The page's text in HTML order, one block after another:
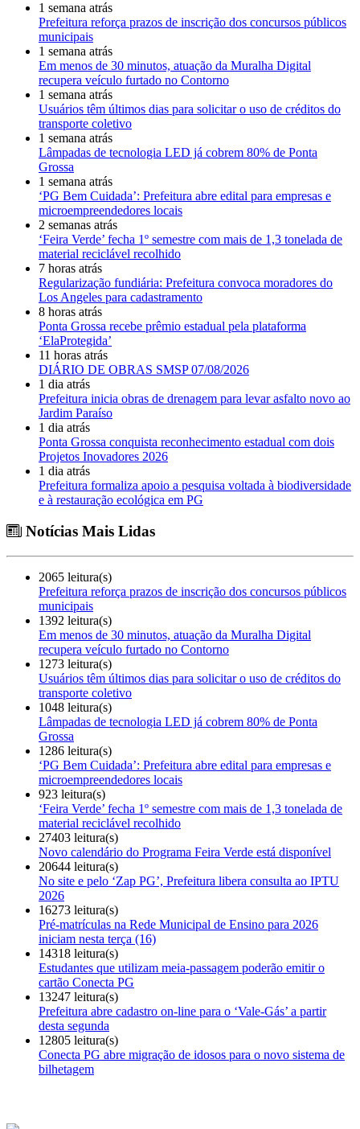
1 semana atrás
Prefeitura reforça prazos de inscrição dos concursos públicos
municipais
1 semana atrás
Em menos de 30 minutos, atuação da Muralha Digital
recupera veículo furtado no Contorno
1 semana atrás
Usuários têm últimos dias para solicitar o uso de créditos do
transporte coletivo
1 semana atrás
Lâmpadas de tecnologia LED já cobrem 80% de Ponta
Grossa
1 semana atrás
‘PG Bem Cuidada’: Prefeitura abre edital para empresas e
microempreendedores locais
2 semanas atrás
‘Feira Verde’ fecha 1º semestre com mais de 1,3 tonelada de
material reciclável recolhido
7 horas atrás
Regularização fundiária: Prefeitura convoca moradores do
Los Angeles para cadastramento
8 horas atrás
Ponta Grossa recebe prêmio estadual pela plataforma
‘ElaProtegida’
11 horas atrás
DIÁRIO DE OBRAS SMSP 07/08/2026
1 dia atrás
Prefeitura inicia obras de drenagem para levar asfalto novo ao
Jardim Paraíso
1 dia atrás
Ponta Grossa conquista reconhecimento estadual com dois
Projetos Inovadores 2026
1 dia atrás
Prefeitura formaliza apoio a pesquisa voltada à biodiversidade
e à restauração ecológica em PG
Notícias Mais Lidas
2065 leitura(s)
Prefeitura reforça prazos de inscrição dos concursos públicos
municipais
1392 leitura(s)
Em menos de 30 minutos, atuação da Muralha Digital
recupera veículo furtado no Contorno
1273 leitura(s)
Usuários têm últimos dias para solicitar o uso de créditos do
transporte coletivo
1048 leitura(s)
Lâmpadas de tecnologia LED já cobrem 80% de Ponta
Grossa
1286 leitura(s)
‘PG Bem Cuidada’: Prefeitura abre edital para empresas e
microempreendedores locais
923 leitura(s)
‘Feira Verde’ fecha 1º semestre com mais de 1,3 tonelada de
material reciclável recolhido
27403 leitura(s)
Novo calendário do Programa Feira Verde está disponível
20644 leitura(s)
No site e pelo ‘Zap PG’, Prefeitura libera consulta ao IPTU
2026
16273 leitura(s)
Pré-matrículas na Rede Municipal de Ensino para 2026
iniciam nesta terça (16)
14318 leitura(s)
Estudantes que utilizam meia-passagem poderão emitir o
cartão Conecta PG
13247 leitura(s)
Prefeitura abre cadastro on-line para o ‘Vale-Gás’ a partir
desta segunda
12805 leitura(s)
Conecta PG abre migração de idosos para o novo sistema de
bilhetagem